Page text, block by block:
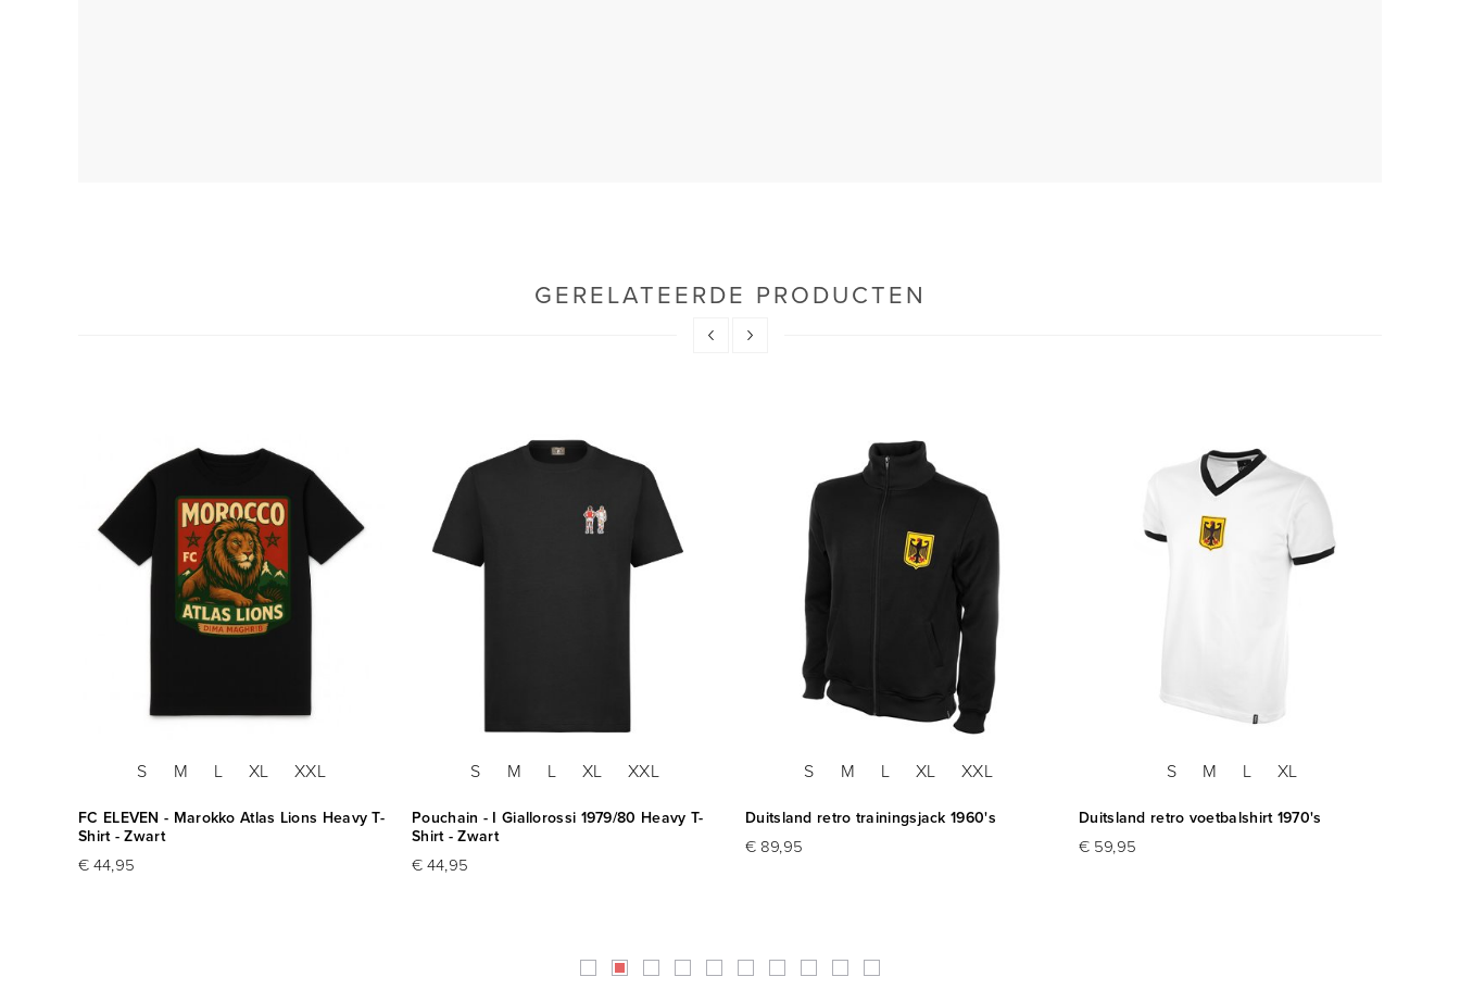
GERELATEERDE PRODUCTEN
S M L XL XXL
FC ELEVEN - Marokko Atlas Lions Heavy T-
Shirt - Zwart
€ 44,95
S M L XL XXL
Pouchain - I Giallorossi 1979/80 Heavy T-
Shirt - Zwart
€ 44,95
S M L XL XXL
Duitsland retro trainingsjack 1960's
€ 89,95
S M L XL
Duitsland retro voetbalshirt 1970's
€ 59,95